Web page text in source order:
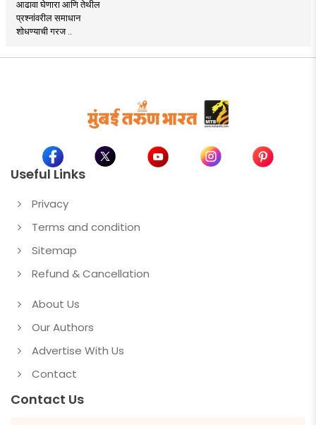
आढावा घेणारा आणि तेथील
प्रश्नांवरील समाधान
शोधण्याची गरज ..
Useful Links
Privacy
Terms and condition
Sitemap
Refund & Cancellation
About Us
Our Authors
Advertise With Us
Contact
Contact Us